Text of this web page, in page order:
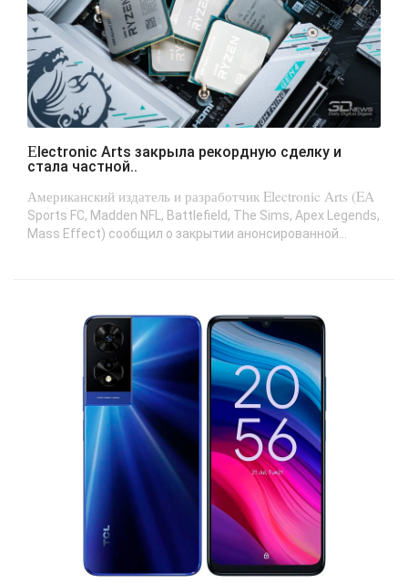
Electronic Arts закрыла рекордную сделку и
стала частной..
Американский издатель и разработчик Electronic Arts (EA
Sports FC, Madden NFL, Battlefield, The Sims, Apex Legends,
Mass Effect) сообщил о закрытии анонсированной...